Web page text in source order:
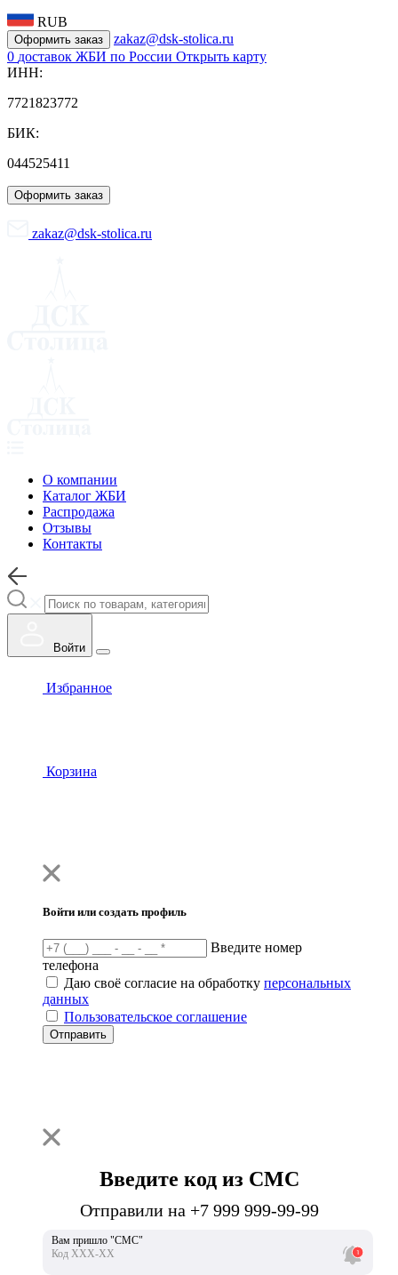
RUB
Оформить заказ
zakaz@dsk-stolica.ru
0 доставок ЖБИ по России Открыть карту
ИНН:
7721823772
БИК:
044525411
Оформить заказ
zakaz@dsk-stolica.ru
О компании
Каталог ЖБИ
Распродажа
Отзывы
Контакты
Войти
Избранное
Корзина
Войти или создать профиль
Введите номер
телефона
Даю своё согласие на обработку персональных
данных
Пользовательское соглашение
Отправить
Введите код из СМС
Отправили на +7 999 999-99-99
Вам пришло "СМС"
Код ХХХ-ХХ